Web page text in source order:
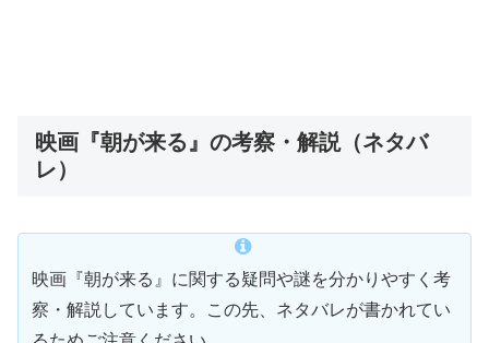
映画『朝が来る』の考察・解説（ネタバ
レ）
映画『朝が来る』に関する疑問や謎を分かりやすく考
察・解説しています。この先、ネタバレが書かれてい